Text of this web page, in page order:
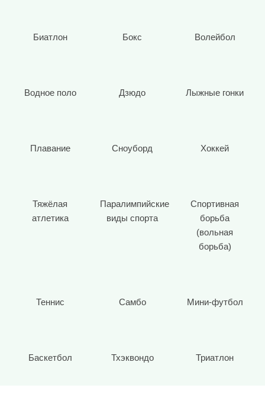
Биатлон Бокс Волейбол
Водное поло Дзюдо Лыжные гонки
Плавание Сноуборд Хоккей
Тяжёлая
атлетика
Паралимпийские
виды спорта
Спортивная
борьба
(вольная
борьба)
Теннис Самбо Мини-футбол
Баскетбол Тхэквондо Триатлон